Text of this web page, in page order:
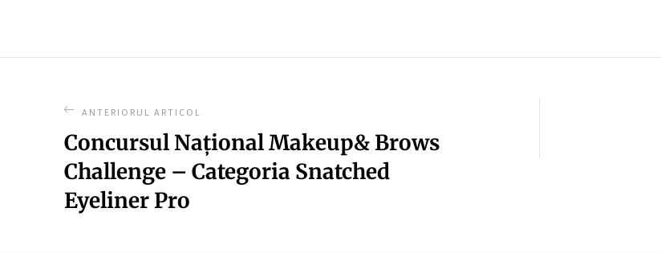
ANTERIORUL ARTICOL
Concursul Național Makeup& Brows
Challenge – Categoria Snatched
Eyeliner Pro